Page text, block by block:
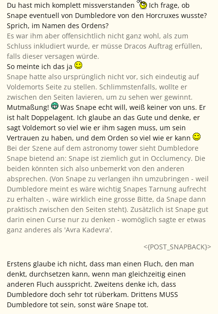
Du hast mich komplett missverstanden
Ich frage, ob
Snape eventuell von Dumbledore von den Horcruxes wusste?
Sprich, im Namen des Ordens?
Es war ihm aber offensichtlich nicht ganz wohl, als zum
Schluss inkludiert wurde, er müsse Dracos Auftrag erfüllen,
falls dieser versagen würde.
So meinte ich das ja
Snape hatte also ursprünglich nicht vor, sich eindeutig auf
Voldemorts Seite zu stellen. Schlimmstenfalls, wollte er
zwischen den Seiten lavieren, um zu sehen wer gewinnt.
Mutmaßung!
Was Snape echt will, weiß keiner von uns. Er
ist halt Doppelagent. Ich glaube an das Gute und denke, er
sagt Voldemort so viel wie er ihm sagen muss, um sein
Vertrauen zu haben, und dem Orden so viel wie er kann
Bei der Szene auf dem astronomy tower sieht Dumbledore
Snape bietend an: Snape ist ziemlich gut in Occlumency. Die
beiden könnten sich also unbemerkt von den anderen
absprechen. (Von Snape zu verlangen ihn umzubringen - weil
Dumbledore meint es wäre wichtig Snapes Tarnung aufrecht
zu erhalten -, wäre wirklich eine grosse Bitte, da Snape dann
praktisch zwischen den Seiten steht). Zusätzlich ist Snape gut
darin einen Curse nur zu denken - womöglich sagte er etwas
ganz anderes als 'Avra Kadevra'.
<{POST_SNAPBACK}>
Erstens glaube ich nicht, dass man einen Fluch, den man
denkt, durchsetzen kann, wenn man gleichzeitig einen
anderen Fluch ausspricht. Zweitens denke ich, dass
Dumbledore doch sehr tot rüberkam. Drittens MUSS
Dumbledore tot sein, sonst wäre Snape tot.